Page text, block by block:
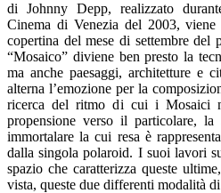
di Johnny Depp, realizzato
Cinema di Venezia del 2003,
copertina del mese di settembre del
“Mosaico” diviene ben presto la
ma anche paesaggi, architetture e
alterna l’emozione per la
ricerca del ritmo di cui i Mosaici
propensione verso il particolare,
immortalare la cui resa è
dalla singola polaroid. I suoi lavori
spazio che caratterizza queste
vista, queste due differenti modalità